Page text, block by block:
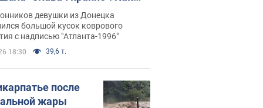
судьба Подкопаевой,
30 лет назад завоевала
Олимпиады
девушки из Донецка
большой кусок коврового
с надписью "Атланта-1996"
18:30 39,6 т.
после
жары